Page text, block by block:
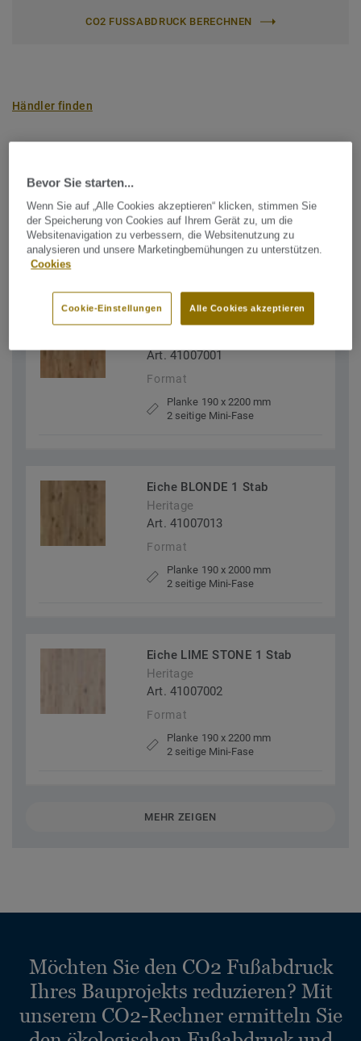
CO2 FUSSABDRUCK BERECHNEN
Händler finden
Heritage
FILTER (2)
Art. 41007001
Format
Planke 190 x 2200 mm
2 seitige Mini-Fase
Eiche BLONDE 1 Stab
Heritage
Art. 41007013
Format
Planke 190 x 2000 mm
2 seitige Mini-Fase
Eiche LIME STONE 1 Stab
Heritage
Art. 41007002
Format
Planke 190 x 2200 mm
2 seitige Mini-Fase
MEHR ZEIGEN
Möchten Sie den CO2 Fußabdruck
Ihres Bauprojekts reduzieren? Mit
unserem CO2-Rechner ermitteln Sie
Bevor Sie starten...
Wenn Sie auf „Alle Cookies akzeptieren“ klicken, stimmen Sie
der Speicherung von Cookies auf Ihrem Gerät zu, um die
Websitenavigation zu verbessern, die Websitenutzung zu
analysieren und unsere Marketingbemühungen zu unterstützen.
Cookies
Alle Cookies akzeptieren
Cookie-Einstellungen